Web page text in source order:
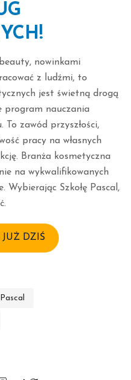
nowinkami
z ludźmi, to
jest świetną drogą
program nauczania
zawód przyszłości,
pracy na własnych
Branża kosmetyczna
na wykwalifikowanych
Wybierając Szkołę Pascal,
JUŻ DZIŚ